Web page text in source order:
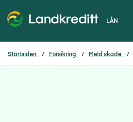
LÅN
Startsiden Forsikring Meld skade